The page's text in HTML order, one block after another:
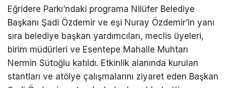
Eğridere Parkı’ndaki programa Nilüfer Belediye
Başkanı Şadi Özdemir ve eşi Nuray Özdemir’in yanı
sıra belediye başkan yardımcıları, meclis üyeleri,
birim müdürleri ve Esentepe Mahalle Muhtarı
Nermin Sütoğlu katıldı. Etkinlik alanında kurulan
stantları ve atölye çalışmalarını ziyaret eden Başkan